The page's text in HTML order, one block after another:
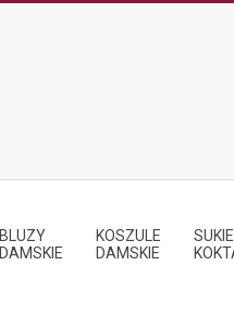
BLUZY
DAMSKIE
KOSZULE
DAMSKIE